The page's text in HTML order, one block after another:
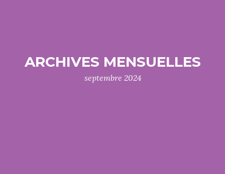
ARCHIVES MENSUELLES
septembre 2024